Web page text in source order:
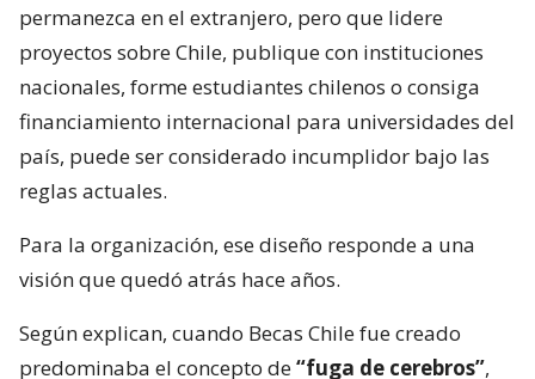
permanezca en el extranjero, pero que lidere
proyectos sobre Chile, publique con instituciones
nacionales, forme estudiantes chilenos o consiga
financiamiento internacional para universidades del
país, puede ser considerado incumplidor bajo las
reglas actuales.
Para la organización, ese diseño responde a una
visión que quedó atrás hace años.
Según explican, cuando Becas Chile fue creado
predominaba el concepto de“fuga de cerebros”,